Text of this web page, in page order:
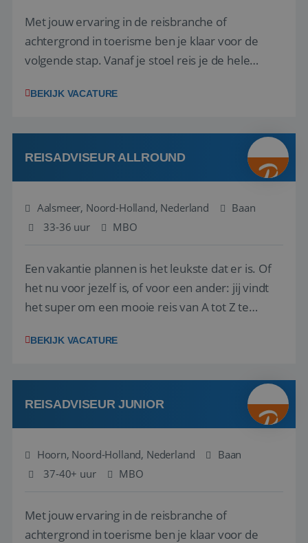
Met jouw ervaring in de reisbranche of
achtergrond in toerisme ben je klaar voor de
volgende stap. Vanaf je stoel reis je de hele
wensen van je team, je klant en wat er in de
klanten te overtuigen om die droomreis te
boeken! ...
BEKIJK VACATURE
REISADVISEUR ALLROUND
Aalsmeer, Noord-Holland, Nederland
Baan
33-36 uur
MBO
Een vakantie plannen is het leukste dat er is. Of
het nu voor jezelf is, of voor een ander: jij vindt
het super om een mooie reis van A tot Z te
vakantiegangers de meest prachtige plekjes op
werken: of het nu gaat om vragen ...
BEKIJK VACATURE
REISADVISEUR JUNIOR
Hoorn, Noord-Holland, Nederland
Baan
37-40+ uur
MBO
Met jouw ervaring in de reisbranche of
achtergrond in toerisme ben je klaar voor de